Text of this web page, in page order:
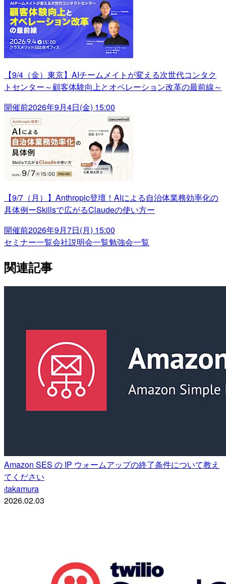
【9/4（金）東京】AIチームメイトが変える次世代コンタク
トセンター～顧客体験向上とオペレーション改革の最前線～
開催前2026年9月4日(金) 15:00
【9/7（月）】Anthropic登壇！AIによる自治体業務効率化の
具体例ーSkillsで広がるClaudeの使い方ー
開催前2026年9月7日(月) 15:00
セミナー一覧会社説明会一覧勉強会一覧
関連記事
Amazon SES の IP ウォームアップの終了条件について教え
てください
ttakamura
2026.02.03